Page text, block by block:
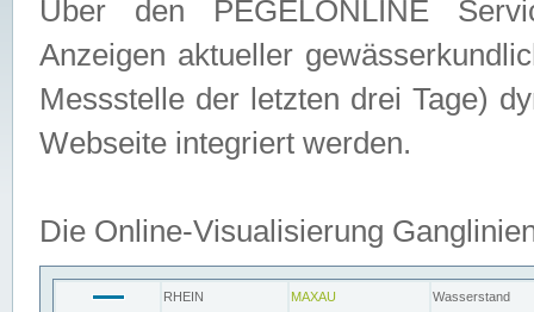
Über den PEGELONLINE
Anzeigen aktueller
Messstelle der letzten drei Tage)
Webseite integriert werden.
Die Online-Visualisierung